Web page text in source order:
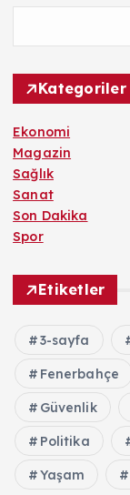
Kategoriler
Ekonomi
Magazin
Sağlık
Sanat
Son Dakika
Spor
Etiketler
3-sayfa
Fenerbahçe
Güvenlik
Politika
Yaşam